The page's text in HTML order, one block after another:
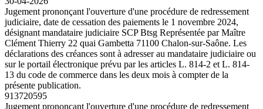
Jugement prononçant l'ouverture d'une procédure de redressement
judiciaire, date de cessation des paiements le 1 novembre 2024,
désignant mandataire judiciaire SCP Btsg Représentée par Maître
Clément Thierry 22 quai Gambetta 71100 Chalon-sur-Saône. Les
déclarations des créances sont à adresser au mandataire judiciaire ou
sur le portail électronique prévu par les articles L. 814-2 et L. 814-
13 du code de commerce dans les deux mois à compter de la
présente publication.
913720595
Jugement prononçant l'ouverture d'une procédure de redressement